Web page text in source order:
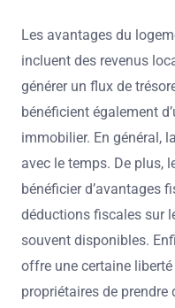
Les avantages du
incluent des revenus
générer un flux de
bénéficient également
immobilier. En général,
avec le temps. De plus,
bénéficier d’avantages
déductions fiscales sur
souvent disponibles.
offre une certaine
propriétaires de